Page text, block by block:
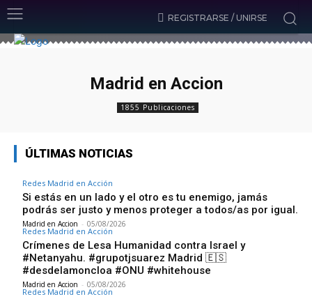
REGISTRARSE / UNIRSE
Madrid en Accion
1855 Publicaciones
ÚLTIMAS NOTICIAS
Redes Madrid en Acción
Si estás en un lado y el otro es tu enemigo, jamás
podrás ser justo y menos proteger a todos/as por igual.
Madrid en Accion - 05/08/2026
Redes Madrid en Acción
Crímenes de Lesa Humanidad contra Israel y
#Netanyahu. #grupotjsuarez Madrid 🇪🇸
#desdelamoncloa #ONU #whitehouse
Madrid en Accion - 05/08/2026
Redes Madrid en Acción